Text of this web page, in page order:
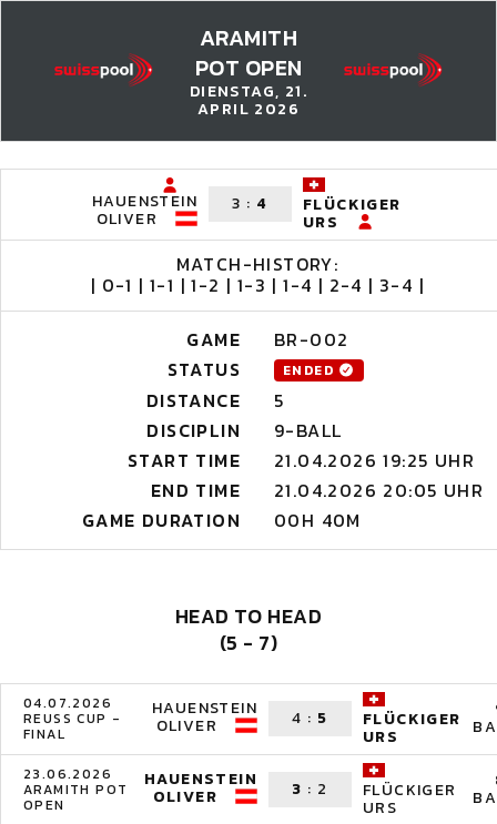
ARAMITH
POT OPEN
DIENSTAG, 21.
APRIL 2026
HAUENSTEIN
OLIVER
3 : 4 FLÜCKIGER
URS
MATCH-HISTORY:
| 0-1 | 1-1 | 1-2 | 1-3 | 1-4 | 2-4 | 3-4 |
GAME
BR-002
STATUS
ENDED
DISTANCE
5
DISCIPLIN
9-BALL
START TIME
21.04.2026 19:25 UHR
END TIME
21.04.2026 20:05 UHR
GAME DURATION
00H 40M
HEAD TO HEAD
(5 - 7)
04.07.2026
REUSS CUP -
FINAL
HAUENSTEIN
OLIVER 4 : 5 FLÜCKIGER
URS
23.06.2026
ARAMITH POT
OPEN
HAUENSTEIN
OLIVER 3 : 2 FLÜCKIGER
URS